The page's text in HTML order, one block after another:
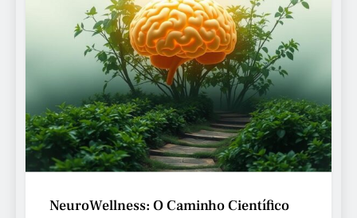
NeuroWellness: O Caminho Científico